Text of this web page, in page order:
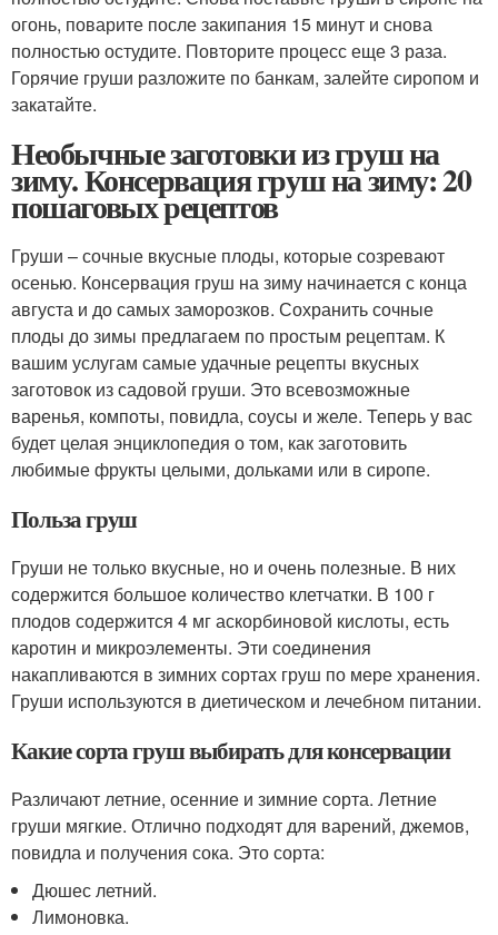
огонь, поварите после закипания 15 минут и снова
полностью остудите. Повторите процесс еще 3 раза.
Горячие груши разложите по банкам, залейте сиропом и
закатайте.
Необычные заготовки из груш на
зиму. Консервация груш на зиму: 20
пошаговых рецептов
Груши – сочные вкусные плоды, которые созревают
осенью. Консервация груш на зиму начинается с конца
августа и до самых заморозков. Сохранить сочные
плоды до зимы предлагаем по простым рецептам. К
вашим услугам самые удачные рецепты вкусных
заготовок из садовой груши. Это всевозможные
варенья, компоты, повидла, соусы и желе. Теперь у вас
будет целая энциклопедия о том, как заготовить
любимые фрукты целыми, дольками или в сиропе.
Польза груш
Груши не только вкусные, но и очень полезные. В них
содержится большое количество клетчатки. В 100 г
плодов содержится 4 мг аскорбиновой кислоты, есть
каротин и микроэлементы. Эти соединения
накапливаются в зимних сортах груш по мере хранения.
Груши используются в диетическом и лечебном питании.
Какие сорта груш выбирать для консервации
Различают летние, осенние и зимние сорта. Летние
груши мягкие. Отлично подходят для варений, джемов,
повидла и получения сока. Это сорта:
Дюшес летний.
Лимоновка.